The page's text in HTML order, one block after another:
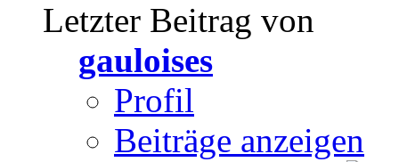
Letzter Beitrag von
gauloises
Profil
Beiträge anzeigen